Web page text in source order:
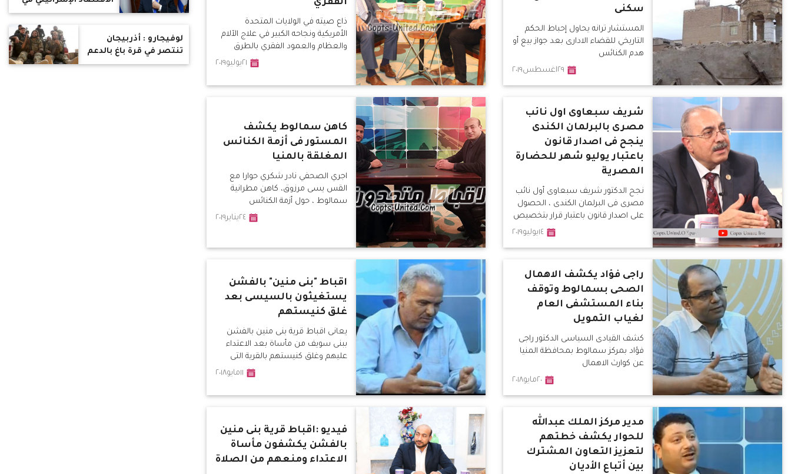
سكنى
المستشار ترانه يحاول إحباط الحكم
التاريخي للقضاء الادارى بعد جواز بيع أو
هدم الكنائس
٢٩اغسطس٢٠١٩
ذاع صيته في الولايات المتحدة
الأمريكية ونجاحه الكبير في علاج الآلام
والعظام والعمود الفقري بالطرق
الحديثة ، الدكتور جوزيف إبراهيم في
بالطرق الحديثة وعلاج اليوم الواحد .
٢١يوليو٢٠١٩
شريف سبعاوى اول نائب
مصرى بالبرلمان الكندى
ينجح فى اصدار قانون
باعتبار يوليو شهر للحضارة
المصرية
نجح الدكتور شريف سبعاوى أول نائب
مصرى فى البرلمان الكندى ، الحصول
على اصدار قانون باعتبار قرار بتخصيص
يوليو من كل عام شهرًا للتراث١٤يوليو٢٠١٩
كاهن سمالوط يكشف
المستور فى أزمة الكنائس
المغلقة بالمنيا
اجري الصحفي نادر شكري حوارا مع
القس يسى مرزوق، كاهن مطرانية
سمالوط ، حول أزمة الكنائس
٢٤يناير٢٠١٩
راجى فؤاد يكشف الاهمال
الصحى بسمالوط وتوقف
بناء المستشفى العام
لغياب التمويل
كشف القيادى السياسى الدكتور راجى
فؤاد بمركز سمالوط بمحافظة المنيا
عن كوارث الاهمال
٢٠مايو٢٠١٨
اقباط "بنى منين" بالفشن
يستغيثون بالسيسى بعد
غلق كنيستهم
يعانى اقباط قرية بنى منين بالفشن
ببنى سويف من مأساة بعد الاعتداء
عليهم وغلق كنيستهم بالقرية التى
١١مايو٢٠١٨
مدير مركز الملك عبدالله
للحوار يكشف خطتهم
لتعزيز التعاون المشترك
بين أتباع الأديان
فيديو :اقباط قرية بنى منين
بالفشن يكشفون مأساة
الاعتداء ومنعهم من الصلاة
مستوى مرتفع
لوفيجارو : أذربيجان
تنتصر في قرة باغ بالدعم
التركي والميليشيات